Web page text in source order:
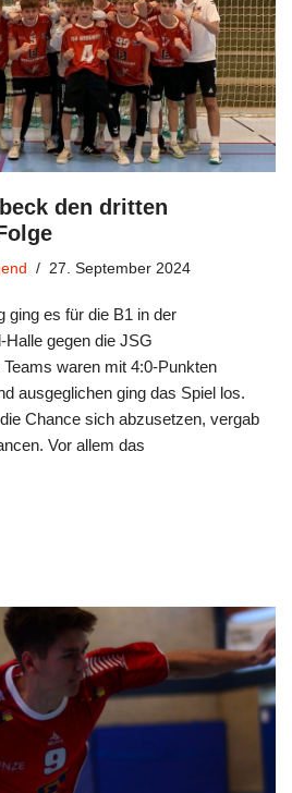
den dritten
27. September 2024
ging es für die B1 in der
gegen die JSG
waren mit 4:0-Punkten
ausgeglichen ging das Spiel los.
Chance sich abzusetzen, vergab
Vor allem das